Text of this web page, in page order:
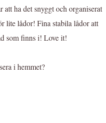
ha det snyggt och organiserat
lite lådor! Fina stabila lådor att
som finns i! Love it!
i hemmet?